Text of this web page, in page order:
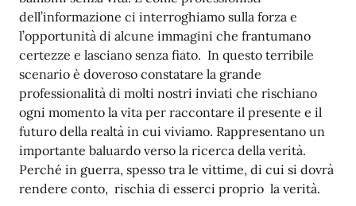
dell’informazione ci interroghiamo sulla forza e
l’opportunità di alcune immagini che frantumano
certezze e lasciano senza fiato. In questo terribile
scenario è doveroso constatare la grande
professionalità di molti nostri inviati che rischiano
ogni momento la vita per raccontare il presente e il
futuro della realtà in cui viviamo. Rappresentano un
importante baluardo verso la ricerca della verità.
Perché in guerra, spesso tra le vittime, di cui si dovrà
rendere conto, rischia di esserci proprio la verità.